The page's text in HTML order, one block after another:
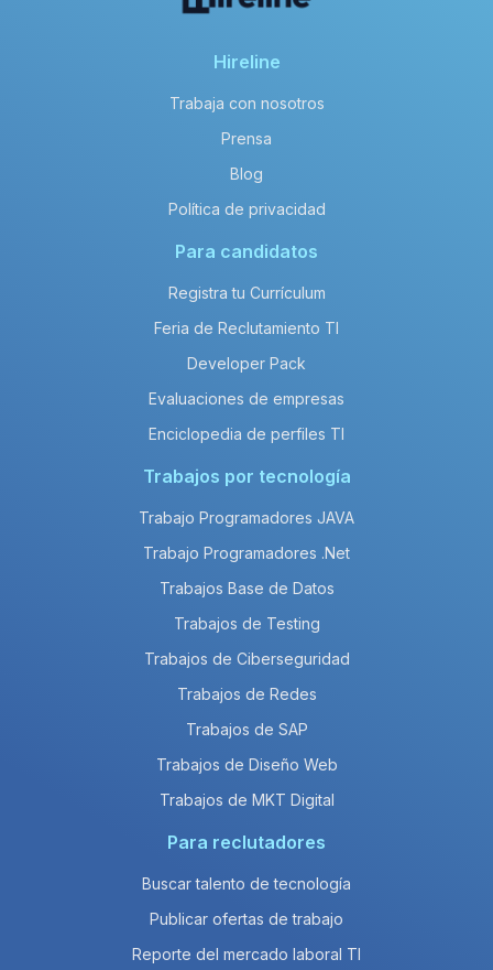
Hireline
Trabaja con nosotros
Prensa
Blog
Política de privacidad
Para candidatos
Registra tu Currículum
Feria de Reclutamiento TI
Developer Pack
Evaluaciones de empresas
Enciclopedia de perfiles TI
Trabajos por tecnología
Trabajo Programadores JAVA
Trabajo Programadores .Net
Trabajos Base de Datos
Trabajos de Testing
Trabajos de Ciberseguridad
Trabajos de Redes
Trabajos de SAP
Trabajos de Diseño Web
Trabajos de MKT Digital
Para reclutadores
Buscar talento de tecnología
Publicar ofertas de trabajo
Reporte del mercado laboral TI